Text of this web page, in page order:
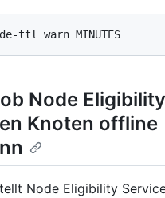
Node Eligibility
Knoten offline
Node Eligibility